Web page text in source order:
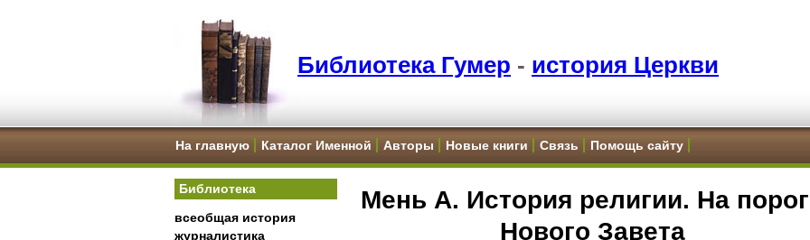
Библиотека Гумер - история Церкви
На главную Каталог Именной Авторы Новые книги Связь Помощь сайту
Библиотека
всеобщая история
журналистика
Мень А. История религии. На
Нового Завета